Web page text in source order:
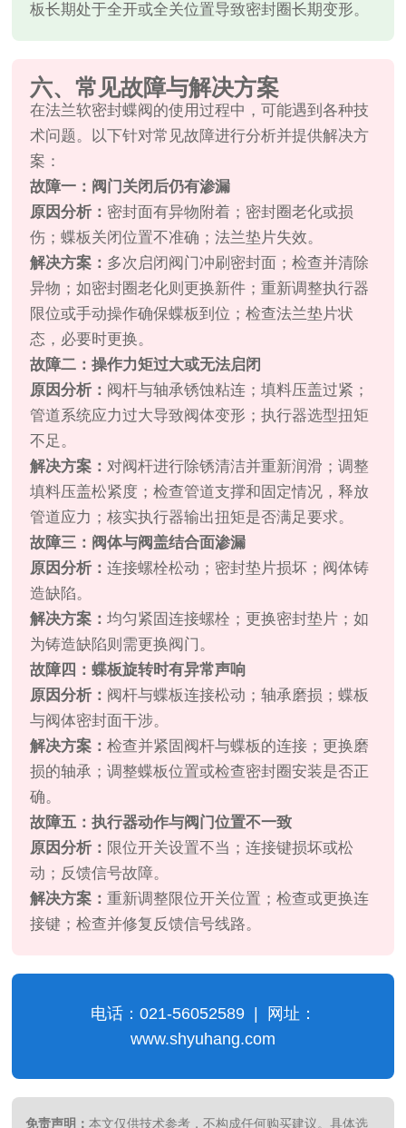
板长期处于全开或全关位置导致密封圈长期变形。
六、常见故障与解决方案
在法兰软密封蝶阀的使用过程中，可能遇到各种技
术问题。以下针对常见故障进行分析并提供解决方
案：
故障一：阀门关闭后仍有渗漏
原因分析： 密封面有异物附着；密封圈老化或损
伤；蝶板关闭位置不准确；法兰垫片失效。
解决方案： 多次启闭阀门冲刷密封面；检查并清除
异物；如密封圈老化则更换新件；重新调整执行器
限位或手动操作确保蝶板到位；检查法兰垫片状
态，必要时更换。
故障二：操作力矩过大或无法启闭
原因分析： 阀杆与轴承锈蚀粘连；填料压盖过紧；
管道系统应力过大导致阀体变形；执行器选型扭矩
不足。
解决方案：对阀杆进行除锈清洁并重新润滑；调整
填料压盖松紧度；检查管道支撑和固定情况，释放
管道应力；核实执行器输出扭矩是否满足要求。
故障三：阀体与阀盖结合面渗漏
原因分析：连接螺栓松动；密封垫片损坏；阀体铸
造缺陷。
解决方案：均匀紧固连接螺栓；更换密封垫片；如
为铸造缺陷则需更换阀门。
故障四：蝶板旋转时有异常声响
原因分析： 阀杆与蝶板连接松动；轴承磨损；蝶板
与阀体密封面干涉。
解决方案：检查并紧固阀杆与蝶板的连接；更换磨
损的轴承；调整蝶板位置或检查密封圈安装是否正
确。
故障五：执行器动作与阀门位置不一致
原因分析： 限位开关设置不当；连接键损坏或松
动；反馈信号故障。
解决方案：重新调整限位开关位置；检查或更换连
接键；检查并修复反馈信号线路。
电话：021-56052589 | 网址：
www.shyuhang.com
免责声明：本文仅供技术参考，不构成任何购买建议。具体选